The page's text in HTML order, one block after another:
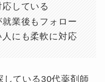
している
業後もフォロー
にも柔軟に対応
ている30代薬剤師